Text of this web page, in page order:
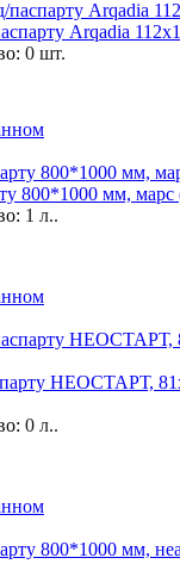
Arqadia
0 шт.
800*1000 мм,
1 л..
НЕОСТАРТ,
0 л..